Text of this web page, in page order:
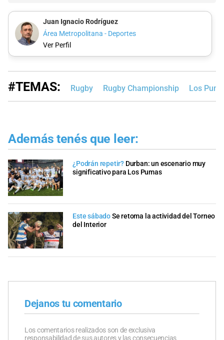
Juan Ignacio Rodríguez
Área Metropolitana - Deportes
Ver Perfil
#TEMAS: Rugby Rugby Championship Los
Además tenés que leer:
¿Podrán repetir? Durban: un escenario muy
significativo para Los Pumas
Este sábadoSe retoma la actividad del Torneo
del Interior
Dejanos tu comentario
Los comentarios realizados son de exclusiva
responsabilidad de sus autores y las consecuencias